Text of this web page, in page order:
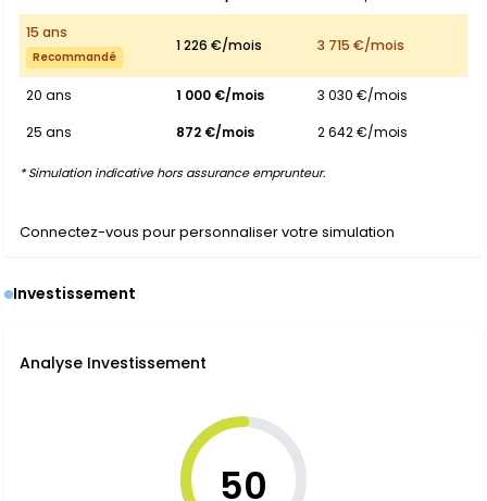
15 ans
Recommandé
1 226 €/mois 3 715 €/mois
20 ans 1 000 €/mois
3 030 €/mois
25 ans
872 €/mois 2 642 €/mois
* Simulation indicative hors assurance emprunteur.
Connectez-vous pour personnaliser votre simulation
Investissement
Analyse Investissement
50